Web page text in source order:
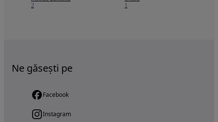
2
1
Ne găsești pe
Facebook
Instagram